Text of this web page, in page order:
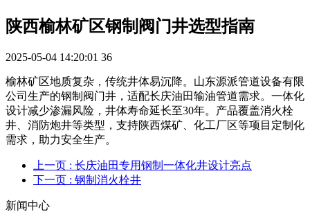
陕西榆林矿区钢制阀门井选型指南
2025-05-04 14:20:01 36
榆林矿区地质复杂，传统井体易沉降。山东源派管道设备有限
公司生产的钢制阀门井，适配长庆油田输油管道需求。一体化
设计减少渗漏风险，井体寿命延长至30年。产品覆盖消火栓
井、消防炮井等类型，支持陕西煤矿、化工厂区等项目定制化
需求，助力安全生产。
上一页 : 长庆油田专用钢制一体化井设计亮点
下一页 : 钢制消火栓井
新闻中心